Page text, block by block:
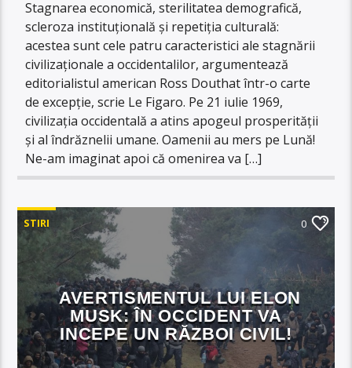
Stagnarea economică, sterilitatea demografică,
scleroza instituțională și repetiția culturală:
acestea sunt cele patru caracteristici ale stagnării
civilizaționale a occidentalilor, argumentează
editorialistul american Ross Douthat într-o carte
de excepție, scrie Le Figaro. Pe 21 iulie 1969,
civilizația occidentală a atins apogeul prosperității
și al îndrăznelii umane. Oamenii au mers pe Lună!
Ne-am imaginat apoi că omenirea va […]
STIRI 0
AVERTISMENTUL LUI ELON
MUSK: ÎN OCCIDENT VA
INCEPE UN RĂZBOI CIVIL!